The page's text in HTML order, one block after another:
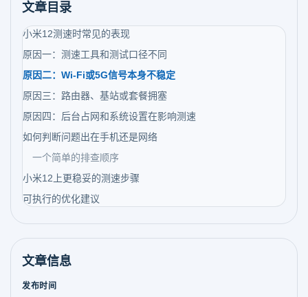
文章目录
小米12测速时常见的表现
原因一：测速工具和测试口径不同
原因二：Wi-Fi或5G信号本身不稳定
原因三：路由器、基站或套餐拥塞
原因四：后台占网和系统设置在影响测速
如何判断问题出在手机还是网络
一个简单的排查顺序
小米12上更稳妥的测速步骤
可执行的优化建议
文章信息
发布时间